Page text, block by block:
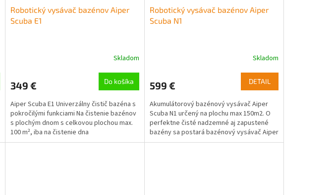
Robotický vysávač bazénov Aiper
Scuba E1
Skladom
349 € Do košíka
Aiper Scuba E1 Univerzálny čistič bazéna s
pokročilými funkciami Na čistenie bazénov
s plochým dnom s celkovou plochou max.
100 m², iba na čistenie dna
Robotický vysávač bazénov Aiper
Scuba N1
je
z
5
hviezdičiek.
Skladom
599 € DETAIL
Akumulátorový bazénový vysávač Aiper
Scuba N1 určený na plochu max 150m2. O
perfektne čisté nadzemné aj zapustené
bazény sa postará bazénový vysávač Aiper
Scuba N1. Tento...